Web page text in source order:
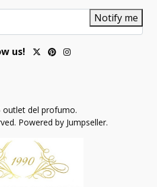
Notify me
us!
del profumo.
Powered by Jumpseller.